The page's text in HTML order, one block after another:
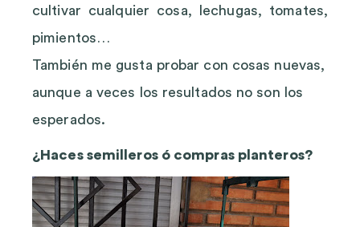
cultivar cualquier cosa, lechugas, tomates,
pimientos…
También me gusta probar con cosas nuevas,
aunque a veces los resultados no son los
esperados.
¿Haces semilleros ó compras planteros?